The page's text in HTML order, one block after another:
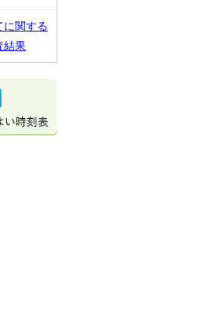
に関する
結果